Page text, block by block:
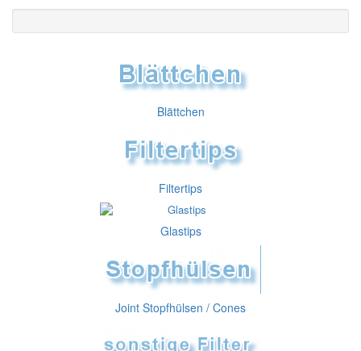
Blättchen
Filtertips
Glastips
Joint Stopfhülsen / Cones